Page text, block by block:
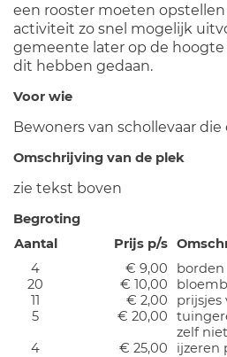
een rooster moeten
activiteit zo snel mogelijk
gemeente later op de
dit hebben gedaan.
Voor wie
Bewoners van schollevaar
Omschrijving van de plek
zie tekst boven
Begroting
Aantal
Prijs p/s
4
€ 9,00
borden
20
€ 10,00
11
€ 2,00
prijsjes
5
€ 20,00
zelf
4
€ 25,00 ijzeren